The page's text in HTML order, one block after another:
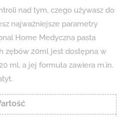
nad tym, czego używasz do
najważniejsze parametry
Home Medyczna pasta
zębów 20ml jest dostępna w
ml, a jej formuła zawiera m.in.